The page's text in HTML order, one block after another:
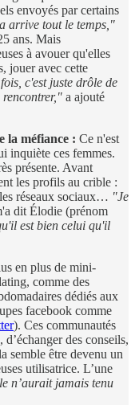
envoyés par certains
arrive tout le temps,"
ans. Mais
à avouer qu'elles
jouer avec cette
c'est juste drôle de
rencontrer," a ajouté
la méfiance : Ce n'est
inquiète ces femmes.
présente. Avant
les profils au crible :
réseaux sociaux… "Je
dit Élodie (prénom
est bien celui qu'il
en plus de mini-
comme des
dédiés aux
facebook comme
). Ces communautés
d’échanger des conseils,
semble être devenu un
utilisatrice. L’une
n’aurait jamais tenu